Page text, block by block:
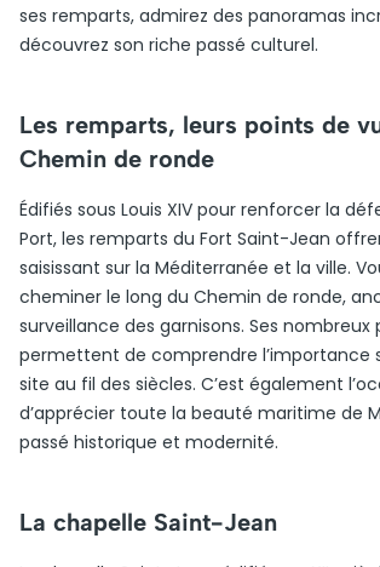
ses remparts, admirez des panoramas
découvrez son riche passé culturel.
Les remparts, leurs points de
Chemin de ronde
Édifiés sous Louis XIV pour renforcer la
Port, les remparts du Fort Saint-Jean
saisissant sur la Méditerranée et la ville.
cheminer le long du Chemin de ronde,
surveillance des garnisons. Ses nombreux
permettent de comprendre l’importance
site au fil des siècles. C’est également
d’apprécier toute la beauté maritime de
passé historique et modernité.
La chapelle Saint-Jean